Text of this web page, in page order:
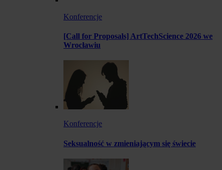
Konferencje
[Call for Proposals] ArtTechScience 2026 we
Wrocławiu
Konferencje
Seksualność w zmieniającym się świecie